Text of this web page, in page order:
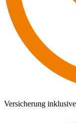
Versicherung inklusive